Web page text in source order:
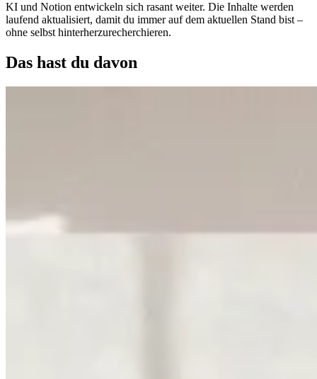
KI und Notion entwickeln sich rasant weiter. Die Inhalte werden
laufend aktualisiert, damit du immer auf dem aktuellen Stand bist –
ohne selbst hinterherzurecherchieren.
Das hast du davon